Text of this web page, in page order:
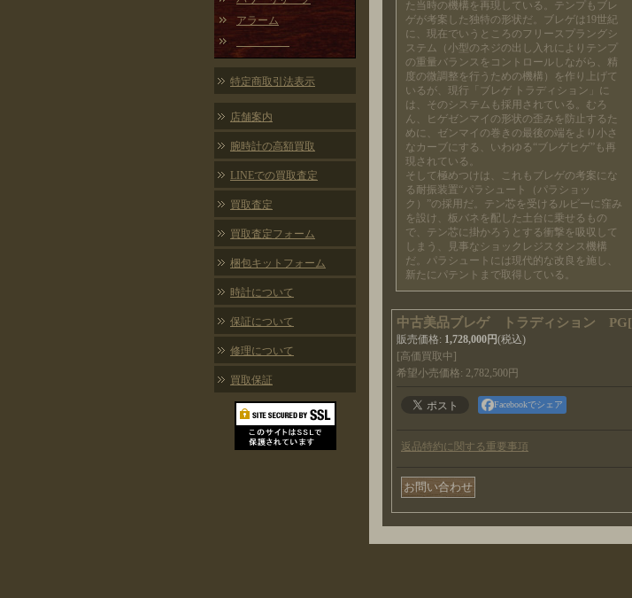
アラーム
特定商取引法表示
店舗案内
腕時計の高額買取
LINEでの買取査定
買取査定
買取査定フォーム
梱包キットフォーム
時計について
保証について
修理について
買取保証
た当時の機構を再現している。テンプもブレ
ゲが考案した独特の形状だ。ブレゲは19世紀
に、現在でいうところのフリースプラングシ
ステム（小型のネジの出し入れによりテンプ
の重量バランスをコントロールしながら、精
度の微調整を行うための機構）を作り上げて
いるが、現行「ブレゲ トラディション」に
は、そのシステムも採用されている。むろ
ん、ヒゲゼンマイの形状の歪みを防止するた
めに、ゼンマイの巻きの最後の端をより小さ
なカーブにする、いわゆる“ブレゲヒゲ”も再
現されている。
そして極めつけは、これもブレゲの考案にな
る耐振装置“パラシュート（パラショッ
ク）”の採用だ。テン芯を受けるルビーに窪み
を設け、板バネを配した土台に乗せるもの
で、テン芯に掛かろうとする衝撃を吸収して
しまう、見事なショックレジスタンス機構
だ。パラシュートには現代的な改良を施し、
新たにパテントまで取得している。
中古美品ブレゲ トラディション PG[
販売価格: 1,728,000円(税込)
[高価買取中]
希望小売価格: 2,782,500円
Facebookでシェア
返品特約に関する重要事項